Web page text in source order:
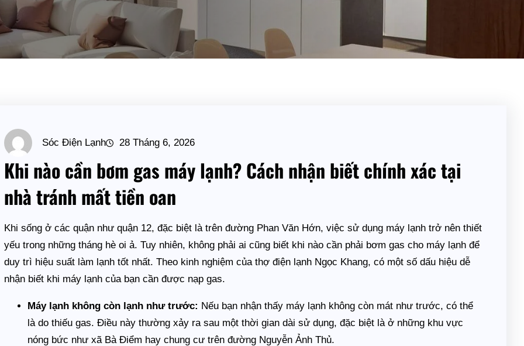
Sóc Điện Lạnh 28 Tháng 6, 2026
Khi nào cần bơm gas máy lạnh? Cách nhận biết chính xác tại
nhà tránh mất tiền oan
Khi sống ở các quận như quận 12, đặc biệt là trên đường Phan Văn Hớn, việc sử dụng máy lạnh trở nên thiết
yếu trong những tháng hè oi ả. Tuy nhiên, không phải ai cũng biết khi nào cần phải bơm gas cho máy lạnh để
duy trì hiệu suất làm lạnh tốt nhất. Theo kinh nghiệm của thợ điện lạnh Ngọc Khang, có một số dấu hiệu dễ
nhận biết khi máy lạnh của bạn cần được nạp gas.
Máy lạnh không còn lạnh như trước: Nếu bạn nhận thấy máy lạnh không còn mát như trước, có thể
là do thiếu gas. Điều này thường xảy ra sau một thời gian dài sử dụng, đặc biệt là ở những khu vực
nóng bức như xã Bà Điểm hay chung cư trên đường Nguyễn Ảnh Thủ.